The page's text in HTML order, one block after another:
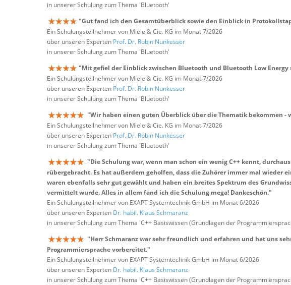
in unserer Schulung zum Thema 'Bluetooth'
"Gut fand ich den Gesamtüberblick sowie den Einblick in
Ein Schulungsteilnehmer von Miele & Cie. KG im Monat 7/2026
über unseren Experten Prof. Dr. Robin Nunkesser
in unserer Schulung zum Thema 'Bluetooth'
"Mit gefiel der Einblick zwischen Bluetooth und Bluetooth Low
Ein Schulungsteilnehmer von Miele & Cie. KG im Monat 7/2026
über unseren Experten Prof. Dr. Robin Nunkesser
in unserer Schulung zum Thema 'Bluetooth'
"Wir haben einen guten Überblick über die Thematik bekommen -
Ein Schulungsteilnehmer von Miele & Cie. KG im Monat 7/2026
über unseren Experten Prof. Dr. Robin Nunkesser
in unserer Schulung zum Thema 'Bluetooth'
"Die Schulung war, wenn man schon ein wenig C++ kennt,
rübergebracht. Es hat außerdem geholfen, dass die Zuhörer immer mal wieder
waren ebenfalls sehr gut gewählt und haben ein breites Spektrum des
vermittelt wurde. Alles in allem fand ich die Schulung mega! Dankeschön."
Ein Schulungsteilnehmer von EXAPT Systemtechnik GmbH im Monat 6/2026
über unseren Experten Dr. habil. Klaus Schmaranz
in unserer Schulung zum Thema 'C++ Basiswissen (Grundlagen der
"Herr Schmaranz war sehr freundlich und erfahren und hat uns
Programmiersprache vorbereitet."
Ein Schulungsteilnehmer von EXAPT Systemtechnik GmbH im Monat 6/2026
über unseren Experten Dr. habil. Klaus Schmaranz
in unserer Schulung zum Thema 'C++ Basiswissen (Grundlagen der